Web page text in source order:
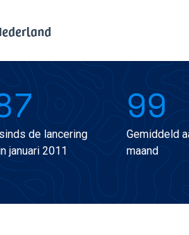
de lancering
januari 2011
99
Gemiddeld
maand